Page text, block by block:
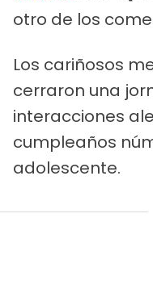
otro de los
Los cariñosos
cerraron una
interacciones
cumpleaños
adolescente.